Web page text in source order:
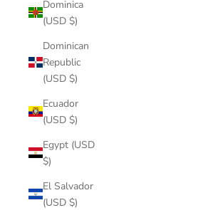
Dominica
(USD $)
Dominican
Republic
(USD $)
Ecuador
(USD $)
Egypt (USD
$)
El Salvador
(USD $)